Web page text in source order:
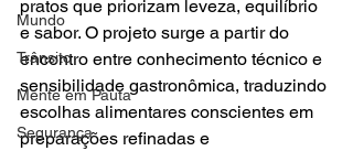
Mundo
Trânsito
Mente em Pauta
Segurança
pratos que priorizam leveza, equilíbrio
e sabor. O projeto surge a partir do
encontro entre conhecimento técnico e
sensibilidade gastronômica, traduzindo
escolhas alimentares conscientes em
preparações refinadas e